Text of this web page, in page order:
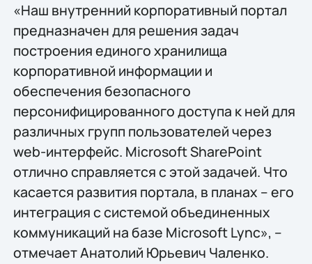
«Наш внутренний корпоративный портал
предназначен для решения задач
построения единого хранилища
корпоративной информации и
обеспечения безопасного
персонифицированного доступа к ней для
различных групп пользователей через
web-интерфейс. Microsoft SharePoint
отлично справляется с этой задачей. Что
касается развития портала, в планах – его
интеграция с системой объединенных
коммуникаций на базе Microsoft Lync», –
отмечает Анатолий Юрьевич Чаленко.